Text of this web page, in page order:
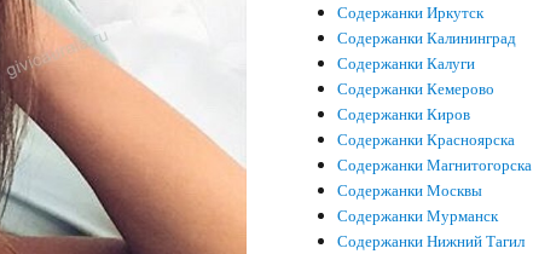
Содержанки Иркутск
Содержанки Калининград
Содержанки Калуги
Содержанки Кемерово
Содержанки Киров
Содержанки Красноярска
Содержанки Магнитогорска
Содержанки Москвы
Содержанки Мурманск
Содержанки Нижний Тагил